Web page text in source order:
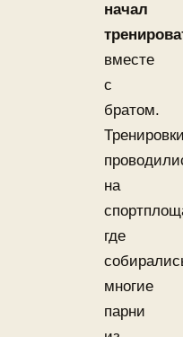
начал
вместе
с
братом.
на
где
многие
парни